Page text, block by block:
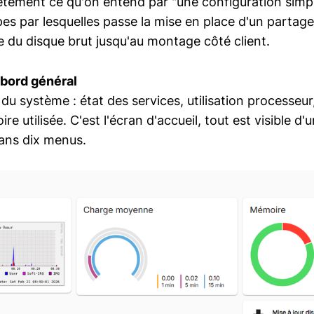
par lesquelles passe la mise en place d'un
du disque brut jusqu'au montage côté client.
général
système : état des services, utilisation
utilisée. C'est l'écran d'accueil, tout est visible
dix menus.